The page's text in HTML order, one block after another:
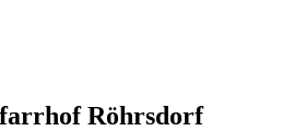
Röhrsdorf